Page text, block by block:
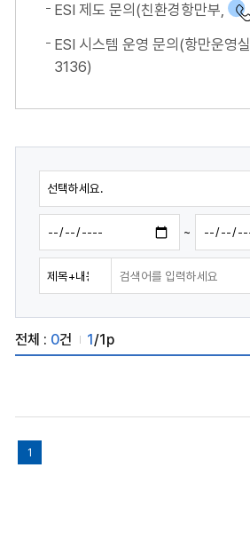
ESI 제도 문의(친환경항만부,
ESI 시스템 운영 문의(항만운영실,
3136)
~
전체 : 0건 1/1p
1